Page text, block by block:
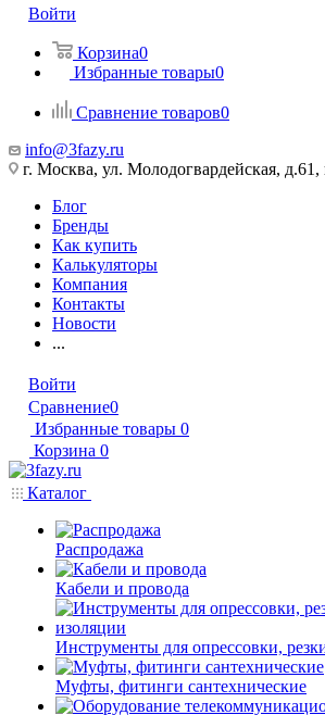
Войти
Корзина0
Избранные товары0
Сравнение товаров0
info@3fazy.ru
г. Москва, ул. Молодогвардейская, д.61,
Блог
Бренды
Как купить
Калькуляторы
Компания
Контакты
Новости
...
Войти
Сравнение0
Избранные товары 0
Корзина 0
Каталог
Распродажа
Кабели и провода
Инструменты для опрессовки,
Муфты, фитинги сантехнические